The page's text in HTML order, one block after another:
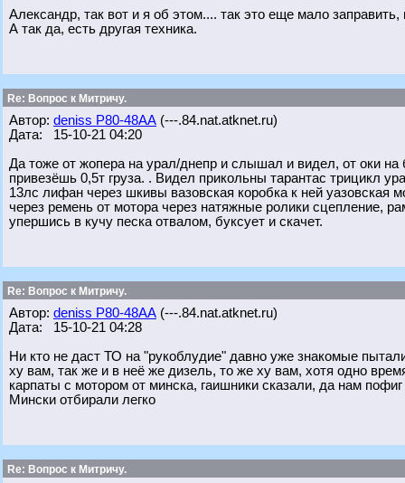
Александр, так вот и я об этом.... так это еще мало
А так да, есть другая техника.
Re: Вопрос к Митричу.
Автор: deniss Р80-48АА (---.84.nat.atknet.ru)
Дата: 15-10-21 04:20
Да тоже от жопера на урал/днепр и слышал и видел, от оки
привезёшь 0,5т груза. . Видел прикольны тарантас трицикл
13лс лифан через шкивы вазовская коробка к ней
через ремень от мотора через натяжные ролики сцепление,
упершись в кучу песка отвалом, буксует и скачет.
Re: Вопрос к Митричу.
Автор: deniss Р80-48АА (---.84.nat.atknet.ru)
Дата: 15-10-21 04:28
Ни кто не даст ТО на "рукоблудие" давно уже знакомые
ху вам, так же и в неё же дизель, то же ху вам, хотя одно
карпаты с мотором от минска, гаишники сказали, да нам
Мински отбирали легко
Re: Вопрос к Митричу.